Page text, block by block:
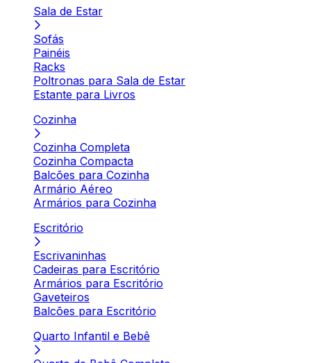
Sala de Estar
Sofás
Painéis
Racks
Poltronas para Sala de Estar
Estante para Livros
Cozinha
Cozinha Completa
Cozinha Compacta
Balcões para Cozinha
Armário Aéreo
Armários para Cozinha
Escritório
Escrivaninhas
Cadeiras para Escritório
Armários para Escritório
Gaveteiros
Balcões para Escritório
Quarto Infantil e Bebê